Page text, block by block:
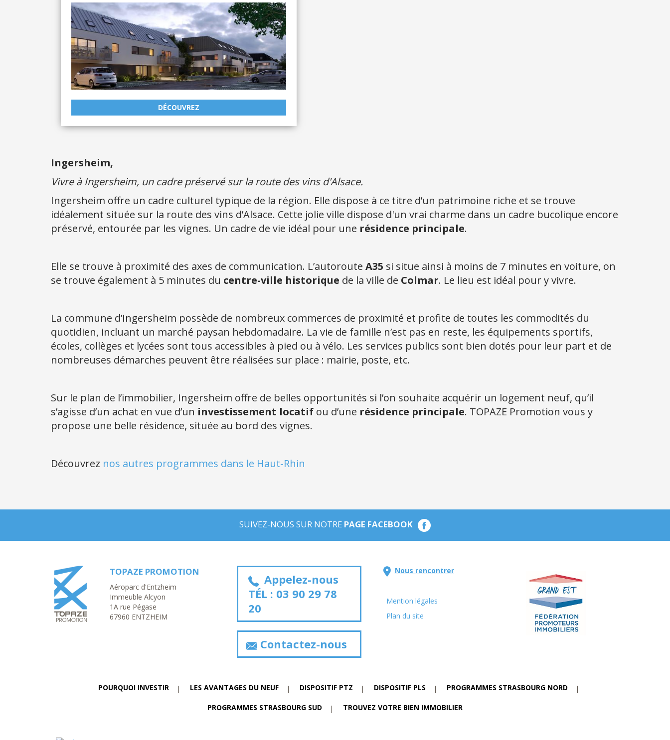
DÉCOUVREZ
Ingersheim,
Vivre à Ingersheim, un cadre préservé sur la route des vins d'Alsace.
Ingersheim offre un cadre culturel typique de la région. Elle dispose à ce titre d’un patrimoine riche et se trouve
idéalement située sur la route des vins d’Alsace. Cette jolie ville dispose d'un vrai charme dans un cadre bucolique encore
préservé, entourée par les vignes. Un cadre de vie idéal pour une résidence principale.
Elle se trouve à proximité des axes de communication. L’autoroute A35 si situe ainsi à moins de 7 minutes en voiture, on
se trouve également à 5 minutes du centre-ville historique de la ville de Colmar. Le lieu est idéal pour y vivre.
La commune d’Ingersheim possède de nombreux commerces de proximité et profite de toutes les commodités du
quotidien, incluant un marché paysan hebdomadaire. La vie de famille n’est pas en reste, les équipements sportifs,
écoles, collèges et lycées sont tous accessibles à pied ou à vélo. Les services publics sont bien dotés pour leur part et de
nombreuses démarches peuvent être réalisées sur place : mairie, poste, etc.
Sur le plan de l’immobilier, Ingersheim offre de belles opportunités si l’on souhaite acquérir un logement neuf, qu’il
s’agisse d’un achat en vue d’un investissement locatif ou d’une résidence principale. TOPAZE Promotion vous y
propose une belle résidence, située au bord des vignes.
Découvrez nos autres programmes dans le Haut-Rhin
SUIVEZ-NOUS SUR NOTRE PAGE FACEBOOK
TOPAZE PROMOTION
Aéroparc d'Entzheim
Immeuble Alcyon
1A rue Pégase
67960 ENTZHEIM
Appelez-nous
TÉL : 03 90 29 78
20
Contactez-nous
Nous rencontrer
Mention légales
Plan du site
POURQUOI INVESTIR LES AVANTAGES DU NEUF DISPOSITIF PTZ DISPOSITIF PLS PROGRAMMES STRASBOURG NORD
PROGRAMMES STRASBOURG SUD TROUVEZ VOTRE BIEN IMMOBILIER